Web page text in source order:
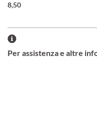
8,50
Per assistenza e altre